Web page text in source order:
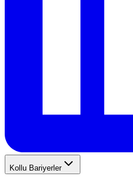
Kollu Bariyerler